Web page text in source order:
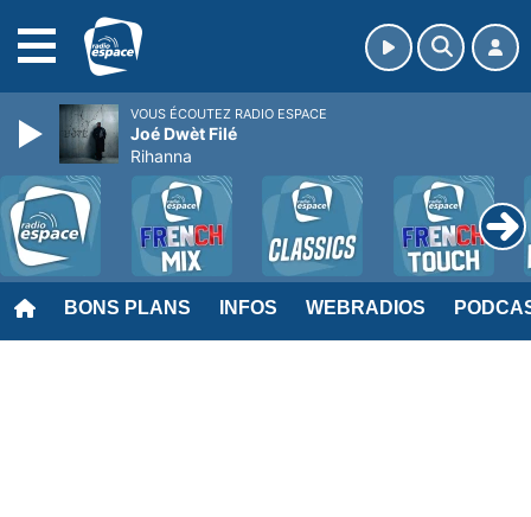
BONS PLANS INFOS WEBRADIOS
VOUS ÉCOUTEZ RADIO ESPACE
Joé Dwèt Filé
Rihanna